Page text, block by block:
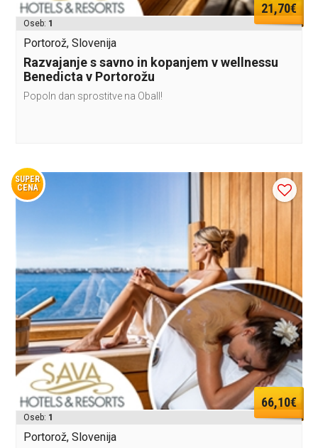
21,70€
Oseb: 1
Portorož, Slovenija
Razvajanje s savno in kopanjem v wellnessu
Benedicta v Portorožu
Popoln dan sprostitve na ObalI!
SUPER
CENA
66,10€
Oseb: 1
Portorož, Slovenija